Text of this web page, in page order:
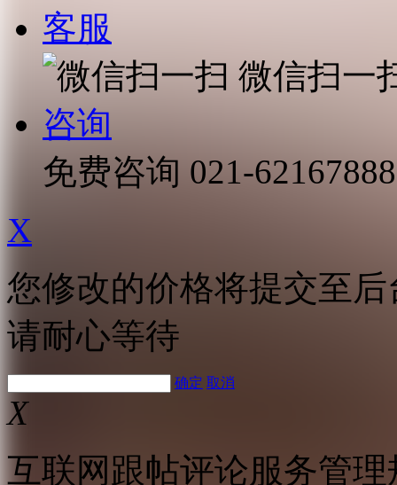
客服
微信扫一
咨询
免费咨询 021-62167888
X
您修改的价格将提交至
请耐心等待
确定 取消
X
互联网跟帖评论服务管理